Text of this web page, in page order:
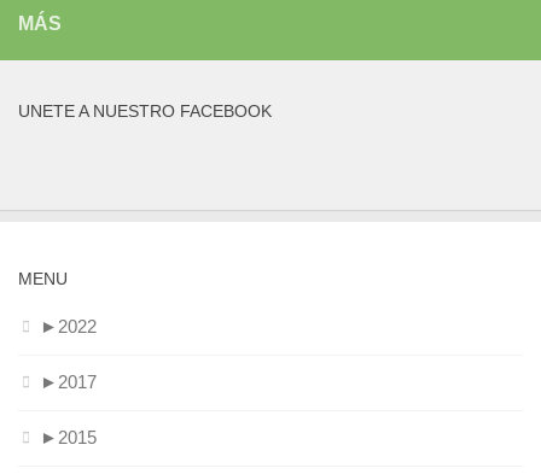
MÁS
UNETE A NUESTRO FACEBOOK
MENU
► 2022
► 2017
► 2015